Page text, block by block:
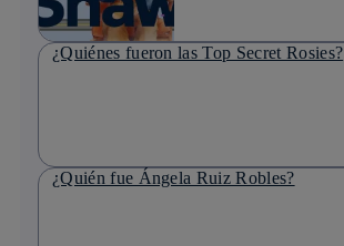
¿Quiénes fueron las Top Secret Rosies?
¿Quién fue Ángela Ruiz Robles?